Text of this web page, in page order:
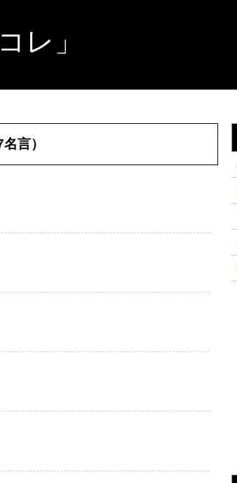
レ」
言）